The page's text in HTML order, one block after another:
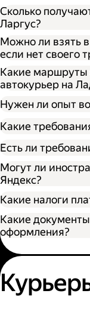
Сколько
Ларгус?
Можно ли взять
если нет своего
Какие маршруты
автокурьер на
Нужен ли опыт
Какие
Есть ли
Могут ли
Яндекс?
Какие налоги
Какие
оформления?